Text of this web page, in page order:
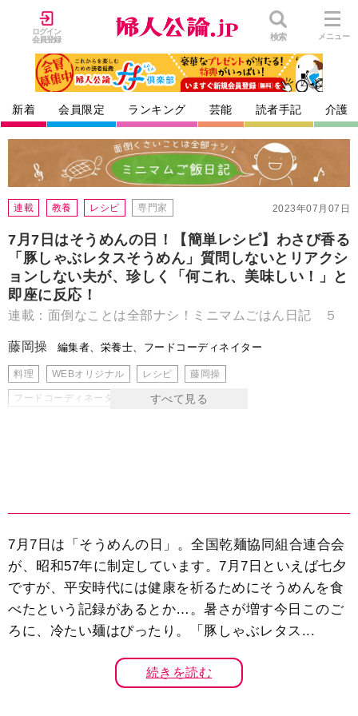
ログイン
会員登録
検索 メニュー
新着 会員限定 ランキング 芸能 読者手記 介護
2023年07月07日
連載 教養 レシピ 専門家
7月7日はそうめんの日！【簡単レシピ】わさび香る
「豚しゃぶレタスそうめん」質問しないとリアクシ
ョンしない夫が、珍しく「何これ、美味しい！」と
即座に反応！
連載：面倒なことは全部ナシ！ミニマムごはん日記 ５
藤岡操 編集者、栄養士、フードコーディネイター
料理 WEBオリジナル レシピ 藤岡操
フードコーディネーター 栄養士
7月7日は「そうめんの日」。全国乾麺協同組合連合会
が、昭和57年に制定しています。7月7日といえば七夕
ですが、平安時代には健康を祈るためにそうめんを食
べたという記録があるとか…。暑さが増す今日このご
ろに、冷たい麺はぴったり。「豚しゃぶレタス...
続きを読む